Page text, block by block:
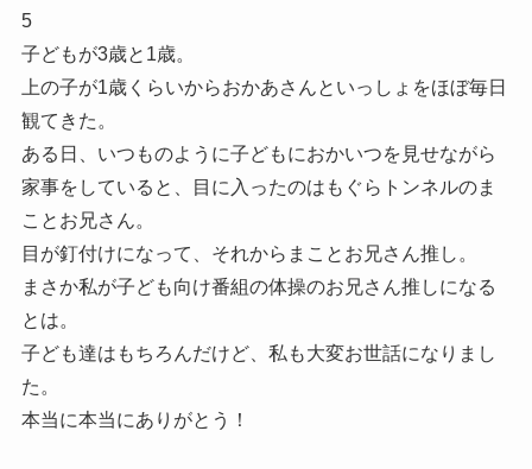
5
子どもが3歳と1歳。
上の子が1歳くらいからおかあさんといっしょをほぼ毎日
観てきた。
ある日、いつものように子どもにおかいつを見せながら
家事をしていると、目に入ったのはもぐらトンネルのま
ことお兄さん。
目が釘付けになって、それからまことお兄さん推し。
まさか私が子ども向け番組の体操のお兄さん推しになる
とは。
子ども達はもちろんだけど、私も大変お世話になりまし
た。
本当に本当にありがとう！